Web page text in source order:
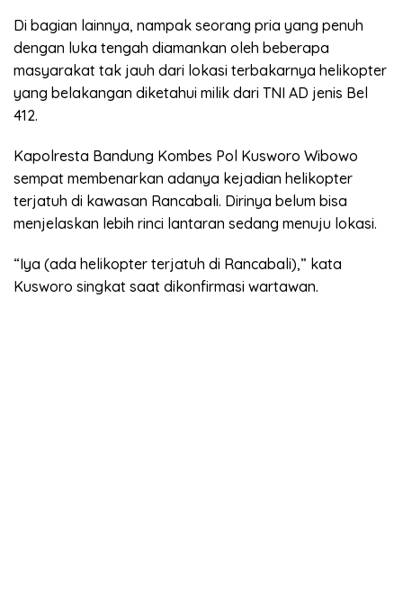
Di bagian lainnya, nampak seorang pria yang penuh
dengan luka tengah diamankan oleh beberapa
masyarakat tak jauh dari lokasi terbakarnya helikopter
yang belakangan diketahui milik dari TNI AD jenis Bel
412.
Kapolresta Bandung Kombes Pol Kusworo Wibowo
sempat membenarkan adanya kejadian helikopter
terjatuh di kawasan Rancabali. Dirinya belum bisa
menjelaskan lebih rinci lantaran sedang menuju lokasi.
“Iya (ada helikopter terjatuh di Rancabali),” kata
Kusworo singkat saat dikonfirmasi wartawan.